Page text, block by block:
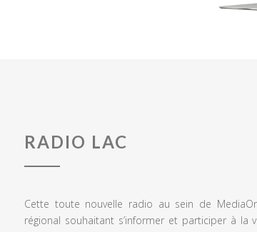
RADIO LAC
Cette toute nouvelle radio au sein de
régional souhaitant s’informer et participer à la